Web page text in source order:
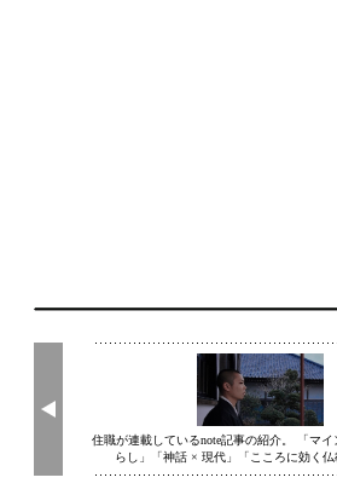
住職が連載しているnote記事の紹介。 「マ
らし」「神話 × 現代」「こころに効く仏